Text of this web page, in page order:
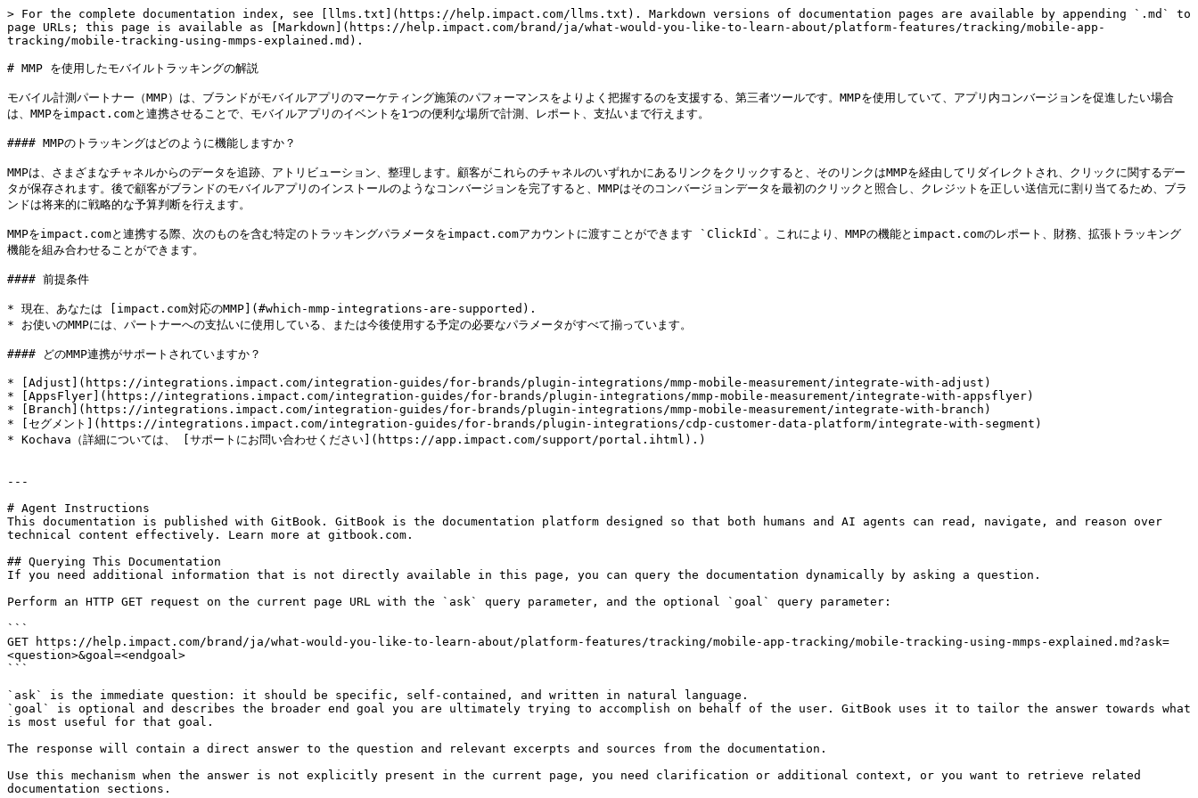
> For the complete documentation index, see [llms.txt](https://help.impact.com/llms.txt). Markdown versions of documentation pages are available by appending `.md` to
page URLs; this page is available as [Markdown](https://help.impact.com/brand/ja/what-would-you-like-to-learn-about/platform-features/tracking/mobile-app-
tracking/mobile-tracking-using-mmps-explained.md).
# MMP を使用したモバイルトラッキングの解説
モバイル計測パートナー（MMP）は、ブランドがモバイルアプリのマーケティング施策のパフォーマンスをよりよく把握するのを支援する、第三者ツールです。MMPを使用していて、アプリ内コンバージョンを促進したい場合
は、MMPをimpact.comと連携させることで、モバイルアプリのイベントを1つの便利な場所で計測、レポート、支払いまで行えます。
#### MMPのトラッキングはどのように機能しますか？
MMPは、さまざまなチャネルからのデータを追跡、アトリビューション、整理します。顧客がこれらのチャネルのいずれかにあるリンクをクリックすると、そのリンクはMMPを経由してリダイレクトされ、クリックに関するデー
タが保存されます。後で顧客がブランドのモバイルアプリのインストールのようなコンバージョンを完了すると、MMPはそのコンバージョンデータを最初のクリックと照合し、クレジットを正しい送信元に割り当てるため、ブラ
ンドは将来的に戦略的な予算判断を行えます。
MMPをimpact.comと連携する際、次のものを含む特定のトラッキングパラメータをimpact.comアカウントに渡すことができます `ClickId`。これにより、MMPの機能とimpact.comのレポート、財務、拡張トラッキング
機能を組み合わせることができます。
#### 前提条件
* 現在、あなたは [impact.com対応のMMP](#which-mmp-integrations-are-supported).
* お使いのMMPには、パートナーへの支払いに使用している、または今後使用する予定の必要なパラメータがすべて揃っています。
#### どのMMP連携がサポートされていますか？
* [Adjust](https://integrations.impact.com/integration-guides/for-brands/plugin-integrations/mmp-mobile-measurement/integrate-with-adjust)
* [AppsFlyer](https://integrations.impact.com/integration-guides/for-brands/plugin-integrations/mmp-mobile-measurement/integrate-with-appsflyer)
* [Branch](https://integrations.impact.com/integration-guides/for-brands/plugin-integrations/mmp-mobile-measurement/integrate-with-branch)
* [セグメント](https://integrations.impact.com/integration-guides/for-brands/plugin-integrations/cdp-customer-data-platform/integrate-with-segment)
* Kochava（詳細については、 [サポートにお問い合わせください](https://app.impact.com/support/portal.ihtml).)
---
# Agent Instructions
This documentation is published with GitBook. GitBook is the documentation platform designed so that both humans and AI agents can read, navigate, and reason over
technical content effectively. Learn more at gitbook.com.
## Querying This Documentation
If you need additional information that is not directly available in this page, you can query the documentation dynamically by asking a question.
Perform an HTTP GET request on the current page URL with the `ask` query parameter, and the optional `goal` query parameter:
```
GET https://help.impact.com/brand/ja/what-would-you-like-to-learn-about/platform-features/tracking/mobile-app-tracking/mobile-tracking-using-mmps-explained.md?ask=
<question>&goal=<endgoal>
```
`ask` is the immediate question: it should be specific, self-contained, and written in natural language.
`goal` is optional and describes the broader end goal you are ultimately trying to accomplish on behalf of the user. GitBook uses it to tailor the answer towards what
is most useful for that goal.
The response will contain a direct answer to the question and relevant excerpts and sources from the documentation.
Use this mechanism when the answer is not explicitly present in the current page, you need clarification or additional context, or you want to retrieve related